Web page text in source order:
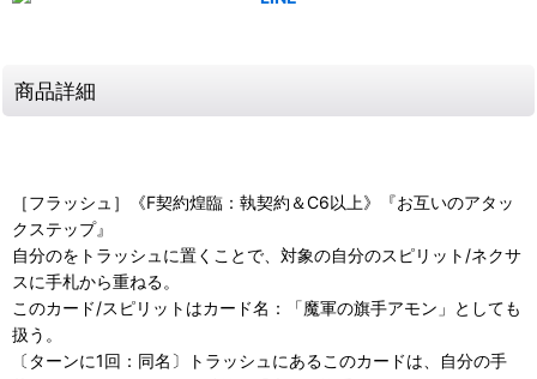
商品詳細
［フラッシュ］《F契約煌臨：執契約＆C6以上》『お互いのアタッ
クステップ』
自分のをトラッシュに置くことで、対象の自分のスピリット/ネクサ
スに手札から重ねる。
このカード/スピリットはカード名：「魔軍の旗手アモン」としても
扱う。
〔ターンに1回：同名〕トラッシュにあるこのカードは、自分の手